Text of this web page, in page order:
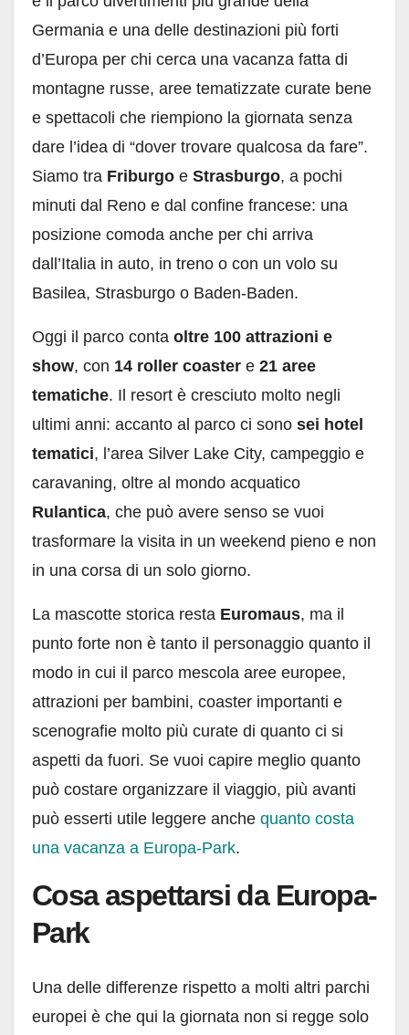
Germania e una delle destinazioni più forti
d’Europa per chi cerca una vacanza fatta di
montagne russe, aree tematizzate curate bene
e spettacoli che riempiono la giornata senza
dare l’idea di “dover trovare qualcosa da fare”.
Siamo tra Friburgo e Strasburgo, a pochi
minuti dal Reno e dal confine francese: una
posizione comoda anche per chi arriva
dall’Italia in auto, in treno o con un volo su
Basilea, Strasburgo o Baden-Baden.
Oggi il parco conta oltre 100 attrazioni e
show, con 14 roller coaster e 21 aree
tematiche. Il resort è cresciuto molto negli
ultimi anni: accanto al parco ci sono sei hotel
tematici, l’area Silver Lake City, campeggio e
caravaning, oltre al mondo acquatico
Rulantica, che può avere senso se vuoi
trasformare la visita in un weekend pieno e non
in una corsa di un solo giorno.
La mascotte storica resta Euromaus, ma il
punto forte non è tanto il personaggio quanto il
modo in cui il parco mescola aree europee,
attrazioni per bambini, coaster importanti e
scenografie molto più curate di quanto ci si
aspetti da fuori. Se vuoi capire meglio quanto
può costare organizzare il viaggio, più avanti
può esserti utile leggere anche quanto costa
una vacanza a Europa-Park.
Cosa aspettarsi da Europa-
Park
Una delle differenze rispetto a molti altri parchi
europei è che qui la giornata non si regge solo